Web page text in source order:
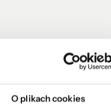
O plikach cookies